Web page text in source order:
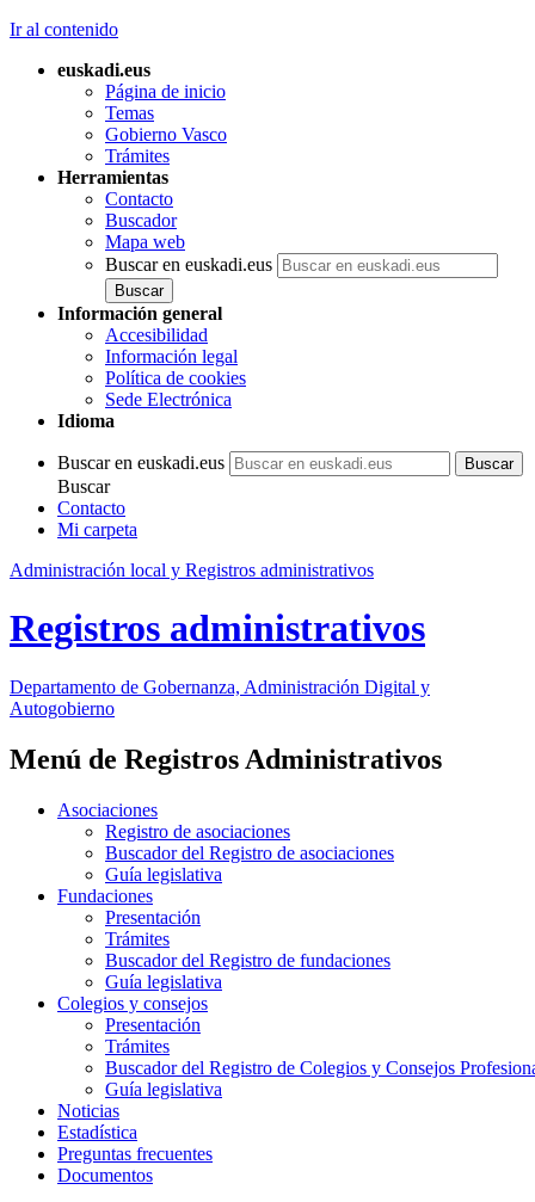
Ir al contenido
euskadi.eus
Página de inicio
Temas
Gobierno Vasco
Trámites
Herramientas
Contacto
Buscador
Mapa web
Buscar en euskadi.eus
Información general
Accesibilidad
Información legal
Política de cookies
Sede Electrónica
Idioma
Buscar en euskadi.eus
Buscar
Contacto
Mi carpeta
Administración local y Registros administrativos
Registros administrativos
Departamento de Gobernanza, Administración Digital y
Autogobierno
Menú de Registros Administrativos
Asociaciones
Registro de asociaciones
Buscador del Registro de asociaciones
Guía legislativa
Fundaciones
Presentación
Trámites
Buscador del Registro de fundaciones
Guía legislativa
Colegios y consejos
Presentación
Trámites
Buscador del Registro de Colegios y Consejos
Guía legislativa
Noticias
Estadística
Preguntas frecuentes
Documentos